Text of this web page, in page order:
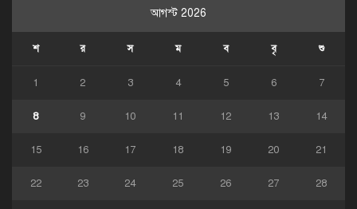
আগস্ট 2026
শ র স ম ব বৃ শু
1 2 3 4 5 6 7
8 9 10 11 12 13 14
15 16 17 18 19 20 21
22 23 24 25 26 27 28